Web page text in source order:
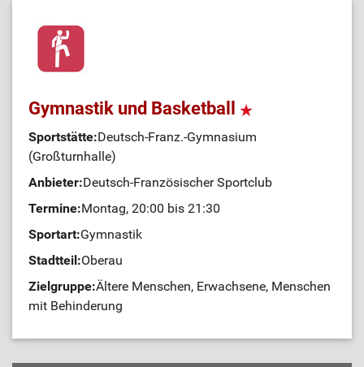
Gymnastik und Basketball
Sportstätte:Deutsch-Franz.-Gymnasium
(Großturnhalle)
Anbieter:Deutsch-Französischer Sportclub
Termine:Montag, 20:00 bis 21:30
Sportart:Gymnastik
Stadtteil:Oberau
Zielgruppe:Ältere Menschen, Erwachsene, Menschen
mit Behinderung